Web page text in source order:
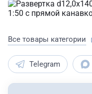
Все товары категории
Telegram